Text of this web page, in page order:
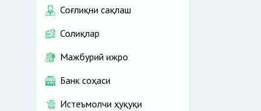
Соғлиқни сақлаш
Солиқлар
Мажбурий ижро
Банк соҳаси
Истеъмолчи ҳуқуқи